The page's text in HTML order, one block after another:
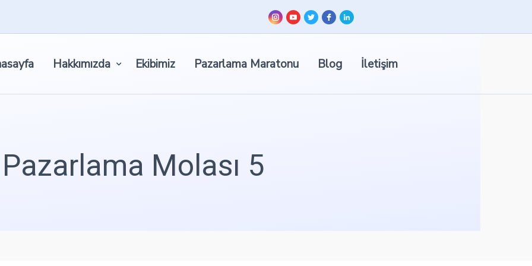
Hakkımızda Ekibimiz Pazarlama Maratonu Blog İletişim
Pazarlama Molası 5